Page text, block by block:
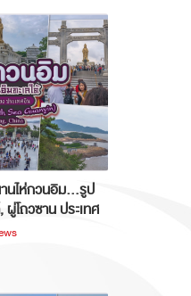
นไห่กวนอิม...รูป
ผู่โถวซาน ประเทศ